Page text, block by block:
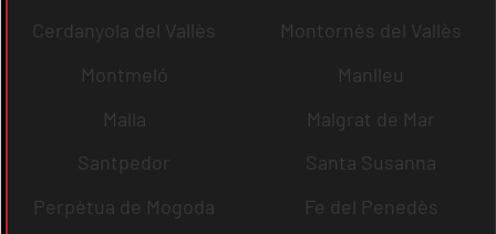
Cerdanyola del Vallès
Montornès del Vallès
Montmeló
Manlleu
Malla
Malgrat de Mar
Santpedor
Santa Susanna
Perpètua de Mogoda
Fe del Penedès